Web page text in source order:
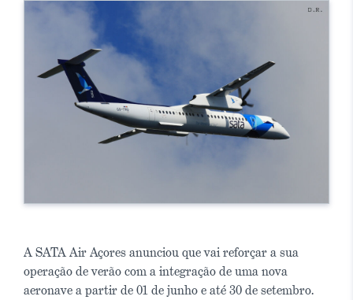
A SATA Air Açores anunciou que vai reforçar a sua
operação de verão com a integração de uma nova
aeronave a partir de 01 de junho e até 30 de setembro.